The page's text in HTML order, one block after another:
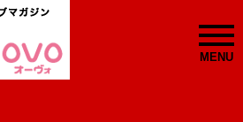
MENU